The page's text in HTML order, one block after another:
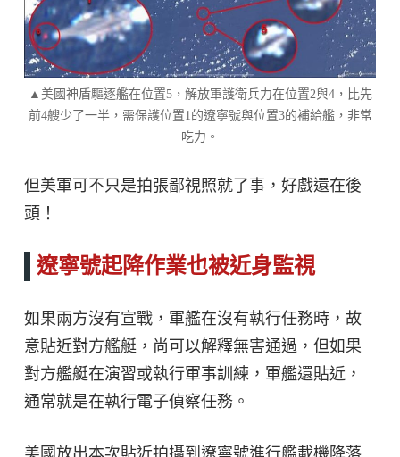
▲美國神盾驅逐艦在位置5，解放軍護衛兵力在位置2與4，比先
前4艘少了一半，需保護位置1的遼寧號與位置3的補給艦，非常
吃力。
但美軍可不只是拍張鄙視照就了事，好戲還在後
頭！
遼寧號起降作業也被近身監視
如果兩方沒有宣戰，軍艦在沒有執行任務時，故
意貼近對方艦艇，尚可以解釋無害通過，但如果
對方艦艇在演習或執行軍事訓練，軍艦還貼近，
通常就是在執行電子偵察任務。